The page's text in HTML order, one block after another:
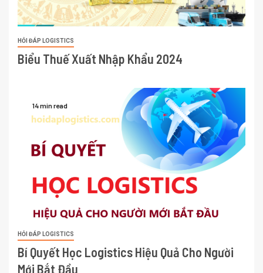
HỎI ĐÁP LOGISTICS
Biểu Thuế Xuất Nhập Khẩu 2024
14 min read
HỎI ĐÁP LOGISTICS
Bí Quyết Học Logistics Hiệu Quả Cho Người
Mới Bắt Đầu